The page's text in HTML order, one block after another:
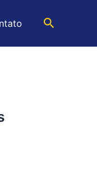
Pesquisar